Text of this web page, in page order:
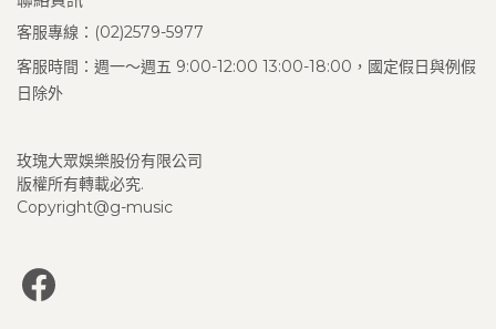
客服專線：(02)2579-5977
客服時間：週一～週五 9:00-12:00 13:00-18:00，國定假日與例假
日除外
玫瑰大眾娛樂股份有限公司
版權所有轉載必究.
Copyright@g-music